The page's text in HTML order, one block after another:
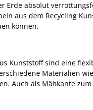
Erde absolut
aus dem Recycling
können.
Kunststoff sind eine
Materialien
Auch als Mähkante